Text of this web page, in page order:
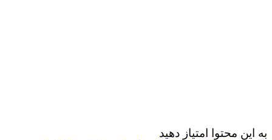
به این محتوا امتیاز دهید